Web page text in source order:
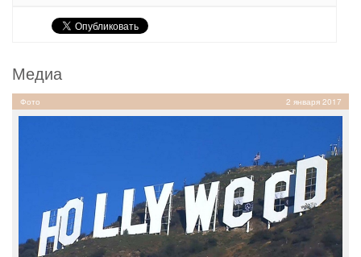
Медиа
Фото 2 января 2017